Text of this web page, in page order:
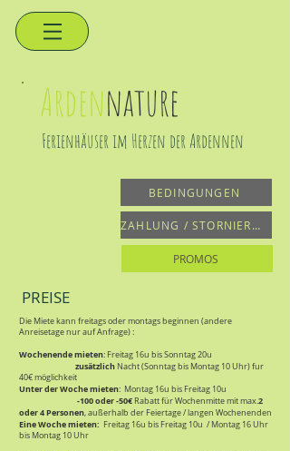
Ferienhäuser im Herzen der Ardennen
Ardennature
BEDINGUNGEN
ZAHLUNG / STORNIERUNG
PROMOS
PREISE
Die Miete kann freitags oder montags beginnen (andere
Anreisetage nur auf Anfrage) :
Wochenende mieten: Freitag 16u bis Sonntag 20u
zusätzlich Nacht (Sonntag bis Montag 10 Uhr) fur
40€ möglichkeit
Unter der Woche mieten: Montag 16u bis Freitag 10u
-100 oder -50€ Rabatt für Wochenmitte mit max.2
oder 4 Personen, außerhalb der Feiertage / langen Wochenenden
EineWoche mieten: Freitag 16u bis Freitag 10u / Montag 16 Uhr
bis Montag 10 Uhr